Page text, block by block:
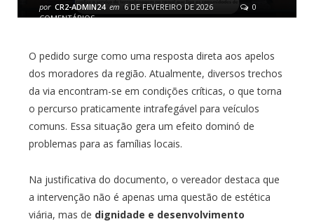
por CR2-ADMIN24 em 6 DE FEVEREIRO DE 2026
0
COMENTÁRIOS
O pedido surge como uma resposta direta aos apelos
dos moradores da região. Atualmente, diversos trechos
da via encontram-se em condições críticas, o que torna
o percurso praticamente intrafegável para veículos
comuns. Essa situação gera um efeito dominó de
problemas para as famílias locais.
Na justificativa do documento, o vereador destaca que
a intervenção não é apenas uma questão de estética
viária, mas de dignidade e desenvolvimento